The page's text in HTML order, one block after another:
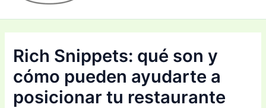
Rich Snippets: qué son y
cómo pueden ayudarte a
posicionar tu restaurante